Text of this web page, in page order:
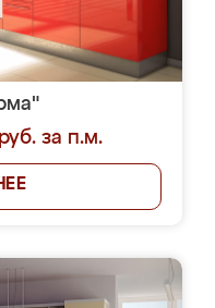
за п.м.